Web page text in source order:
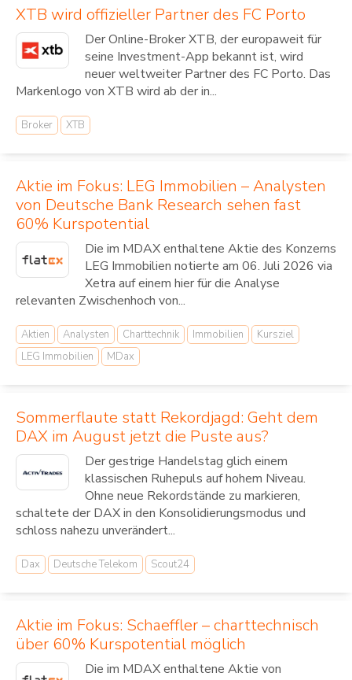
XTB wird offizieller Partner des FC Porto
Der Online-Broker XTB, der europaweit für
seine Investment-App bekannt ist, wird
neuer weltweiter Partner des FC Porto. Das
Markenlogo von XTB wird ab der in...
Broker XTB
Aktie im Fokus: LEG Immobilien – Analysten
von Deutsche Bank Research sehen fast
60% Kurspotential
Die im MDAX enthaltene Aktie des Konzerns
LEG Immobilien notierte am 06. Juli 2026 via
Xetra auf einem hier für die Analyse
relevanten Zwischenhoch von...
Aktien Analysten Charttechnik Immobilien
Kursziel
LEG Immobilien
MDax
Sommerflaute statt Rekordjagd: Geht dem
DAX im August jetzt die Puste aus?
Der gestrige Handelstag glich einem
klassischen Ruhepuls auf hohem Niveau.
Ohne neue Rekordstände zu markieren,
schaltete der DAX in den Konsolidierungsmodus und
schloss nahezu unverändert...
Dax Deutsche Telekom Scout24
Aktie im Fokus: Schaeffler – charttechnisch
über 60% Kurspotential möglich
Die im MDAX enthaltene Aktie von